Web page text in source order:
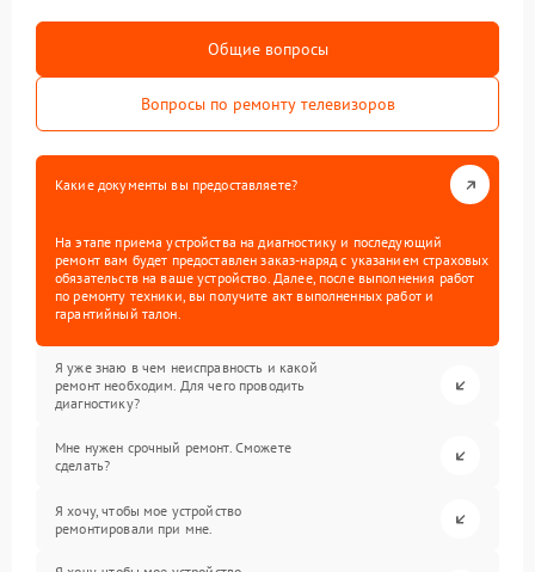
Общие вопросы
Вопросы по ремонту телевизоров
Какие документы вы предоставляете?
На этапе приема устройства на диагностику и последующий
ремонт вам будет предоставлен заказ-наряд с указанием страховых
обязательств на ваше устройство. Далее, после выполнения работ
по ремонту техники, вы получите акт выполненных работ и
гарантийный талон.
Я уже знаю в чем неисправность и какой
ремонт необходим. Для чего проводить
диагностику?
Мне нужен срочный ремонт. Сможете
сделать?
Я хочу, чтобы мое устройство
ремонтировали при мне.